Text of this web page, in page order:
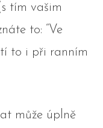
tím vašim
to: “Ve
to i při ranním
může úplně